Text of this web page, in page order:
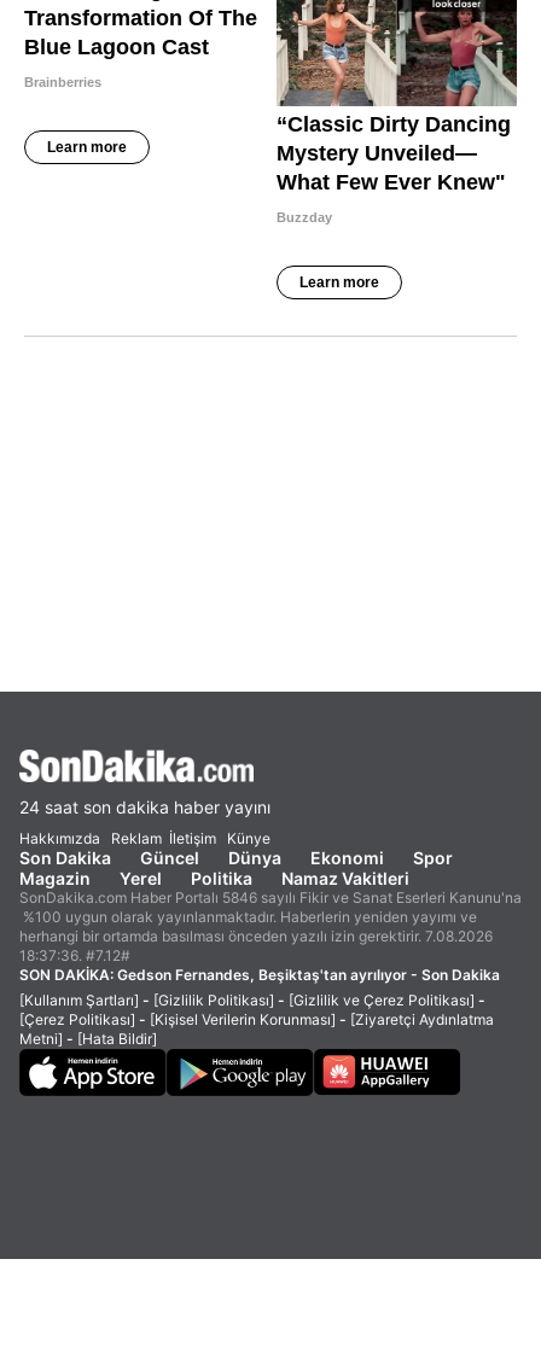
24 saat son dakika haber yayını
Hakkımızda Reklam İletişim Künye
Son Dakika Güncel Dünya Ekonomi
Spor
Magazin
Yerel Politika Namaz Vakitleri
SonDakika.com Haber Portalı 5846 sayılı Fikir ve Sanat Eserleri Kanunu'na
%100 uygun olarak yayınlanmaktadır. Haberlerin yeniden yayımı ve
herhangi bir ortamda basılması önceden yazılı izin gerektirir. 7.08.2026
18:37:36. #7.12#
SON DAKİKA: Gedson Fernandes, Beşiktaş'tan ayrılıyor - Son Dakika
[Kullanım Şartları] - [Gizlilik Politikası] - [Gizlilik ve Çerez Politikası] -
[Çerez Politikası] - [Kişisel Verilerin Korunması] - [Ziyaretçi Aydınlatma
Metni] - [Hata Bildir]